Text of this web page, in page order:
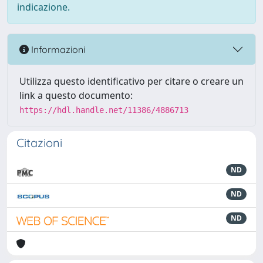
indicazione.
Informazioni
Utilizza questo identificativo per citare o creare un
link a questo documento:
https://hdl.handle.net/11386/4886713
Citazioni
ND
ND
ND